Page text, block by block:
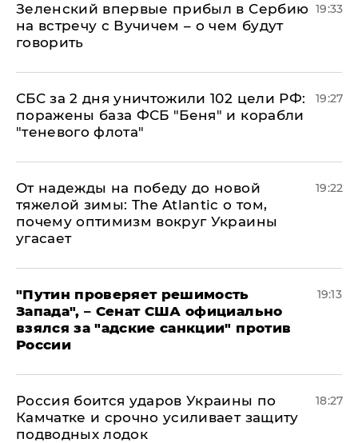
Зеленский впервые прибыл в Сербию
на встречу с Вучичем – о чем будут
говорить
19:33
СБС за 2 дня уничтожили 102 цели РФ:
поражены база ФСБ "Беня" и корабли
"теневого флота"
19:27
От надежды на победу до новой
тяжелой зимы: The Atlantic о том,
почему оптимизм вокруг Украины
угасает
19:22
"Путин проверяет решимость
Запада", – Сенат США официально
взялся за "адские санкции" против
России
19:13
Россия боится ударов Украины по
Камчатке и срочно усиливает защиту
подводных лодок
18:27